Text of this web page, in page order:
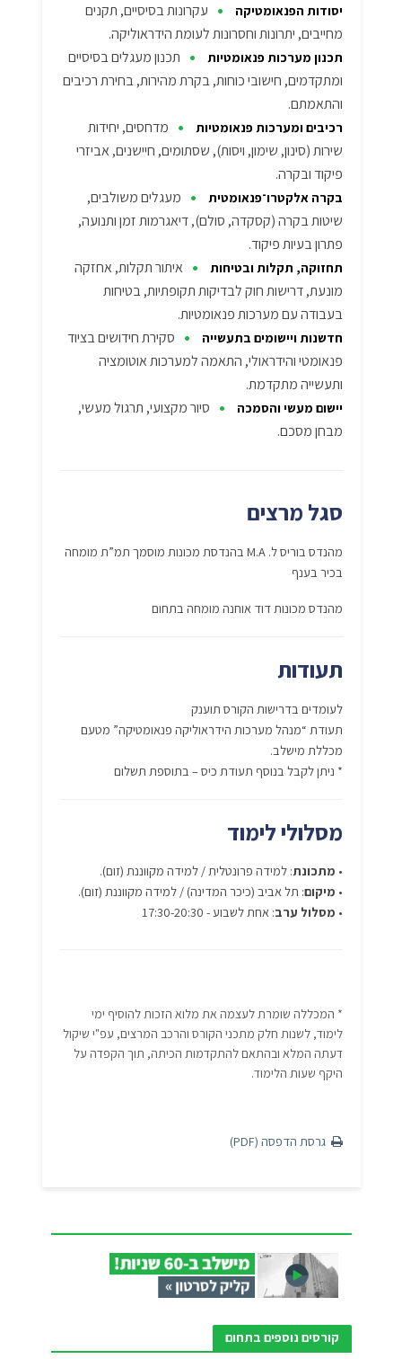
יסודות הפנאומטיקה • עקרונות בסיסיים, תקנים
מחייבים, יתרונות וחסרונות לעומת הידראוליקה.
תכנון מערכות פנאומטיות • תכנון מעגלים בסיסיים
ומתקדמים, חישובי כוחות, בקרת מהירות, בחירת רכיבים
והתאמתם.
רכיבים ומערכות פנאומטיות • מדחסים, יחידות
שירות (סינון, שימון, ויסות), שסתומים, חיישנים, אביזרי
פיקוד ובקרה.
בקרה אלקטרו־פנאומטית • מעגלים משולבים,
שיטות בקרה (קסקדה, סולם), דיאגרמות זמן ותנועה,
פתרון בעיות פיקוד.
תחזוקה, תקלות ובטיחות • איתור תקלות, אחזקה
מונעת, דרישות חוק לבדיקות תקופתיות, בטיחות
בעבודה עם מערכות פנאומטיות.
חדשנות ויישומים בתעשייה • סקירת חידושים בציוד
פנאומטי והידראולי, התאמה למערכות אוטומציה
ותעשייה מתקדמת.
יישום מעשי והסמכה • סיור מקצועי, תרגול מעשי,
מבחן מסכם.
סגל מרצים
מהנדס בוריס ל. M.A בהנדסת מכונות מוסמך תמ”ת מומחה
בכיר בענף
מהנדס מכונות דוד אוחנה מומחה בתחום
תעודות
לעומדים בדרישות הקורס תוענק
תעודת “מנהל מערכות הידראוליקה פנאומטיקה” מטעם
מכללת מישלב.
* ניתן לקבל בנוסף תעודת כיס – בתוספת תשלום
מסלולי לימוד
• מתכונת: למידה פרונטלית / למידה מקווננת (זום).
• מיקום: תל אביב (כיכר המדינה) / למידה מקווננת (זום).
• מסלול ערב: אחת לשבוע - 17:30-20:30
* המכללה שומרת לעצמה את מלוא הזכות להוסיף ימי
לימוד, לשנות חלק מתכני הקורס והרכב המרצים, עפ"י שיקול
דעתה המלא ובהתאם להתקדמות הכיתה, תוך הקפדה על
היקף שעות הלימוד.
גרסת הדפסה (PDF)
קורסים נוספים בתחום